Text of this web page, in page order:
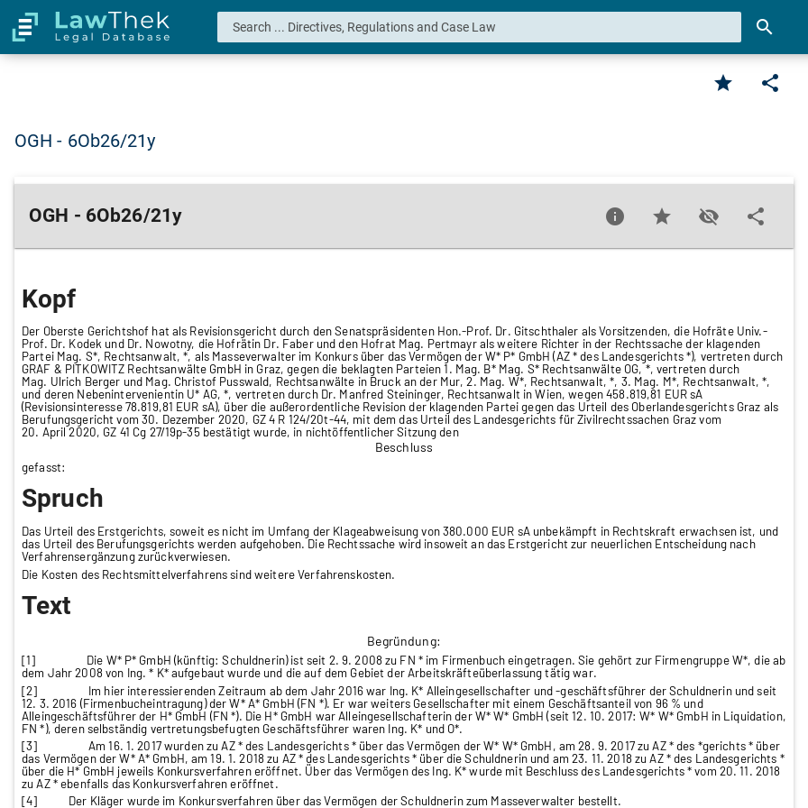
search
star share
OGH - 6Ob26/21y
OGH - 6Ob26/21y info star visibility_off share
Kopf
Der Oberste Gerichtshof hat als Revisionsgericht durch den Senatspräsidenten Hon.-Prof. Dr. Gitschthaler als Vorsitzenden, die Hofräte Univ.-
Prof. Dr. Kodek und Dr. Nowotny, die Hofrätin Dr. Faber und den Hofrat Mag. Pertmayr als weitere Richter in der Rechtssache der klagenden
Partei Mag. S*, Rechtsanwalt, *, als Masseverwalter im Konkurs über das Vermögen der W* P* GmbH (AZ * des Landesgerichts *), vertreten durch
GRAF & PITKOWITZ Rechtsanwälte GmbH in Graz, gegen die beklagten Parteien 1. Mag. B* Mag. S* Rechtsanwälte OG, *, vertreten durch
Mag. Ulrich Berger und Mag. Christof Pusswald, Rechtsanwälte in Bruck an der Mur, 2. Mag. W*, Rechtsanwalt, *, 3. Mag. M*, Rechtsanwalt, *,
und deren Nebenintervenientin U* AG, *, vertreten durch Dr. Manfred Steininger, Rechtsanwalt in Wien, wegen 458.819,81 EUR sA
(Revisionsinteresse 78.819,81 EUR sA), über die außerordentliche Revision der klagenden Partei gegen das Urteil des Oberlandesgerichts Graz als
Berufungsgericht vom 30. Dezember 2020, GZ 4 R 124/20t-44, mit dem das Urteil des Landesgerichts für Zivilrechtssachen Graz vom
20. April 2020, GZ 41 Cg 27/19p-35 bestätigt wurde, in nichtöffentlicher Sitzung den
Beschluss
gefasst:
Spruch
Das Urteil des Erstgerichts, soweit es nicht im Umfang der Klageabweisung von 380.000 EUR sA unbekämpft in Rechtskraft erwachsen ist, und
das Urteil des Berufungsgerichts werden aufgehoben. Die Rechtssache wird insoweit an das Erstgericht zur neuerlichen Entscheidung nach
Verfahrensergänzung zurückverwiesen.
Die Kosten des Rechtsmittelverfahrens sind weitere Verfahrenskosten.
Text
Begründung:
[1]
Die W* P* GmbH (künftig: Schuldnerin) ist seit 2. 9. 2008 zu FN * im Firmenbuch eingetragen. Sie gehört zur Firmengruppe W*, die ab
dem Jahr 2008 von Ing. * K* aufgebaut wurde und die auf dem Gebiet der Arbeitskräfteüberlassung tätig war.
[2]
Im hier interessierenden Zeitraum ab dem Jahr 2016 war Ing. K* Alleingesellschafter und -geschäftsführer der Schuldnerin und seit
12. 3. 2016 (Firmenbucheintragung) der W* A* GmbH (FN *). Er war weiters Gesellschafter mit einem Geschäftsanteil von 96 % und
Alleingeschäftsführer der H* GmbH (FN *). Die H* GmbH war Alleingesellschafterin der W* W* GmbH (seit 12. 10. 2017: W* W* GmbH in Liquidation,
FN *), deren selbständig vertretungsbefugten Geschäftsführer waren Ing. K* und O*.
[3]
Am 16. 1. 2017 wurden zu AZ * des Landesgerichts * über das Vermögen der W* W* GmbH, am 28. 9. 2017 zu AZ * des *gerichts * über
das Vermögen der W* A* GmbH, am 19. 1. 2018 zu AZ * des Landesgerichts * über die Schuldnerin und am 23. 11. 2018 zu AZ * des Landesgerichts *
über die H* GmbH jeweils Konkursverfahren eröffnet. Über das Vermögen des Ing. K* wurde mit Beschluss des Landesgerichts * vom 20. 11. 2018
zu AZ * ebenfalls das Konkursverfahren eröffnet.
[4] Der Kläger wurde im Konkursverfahren über das Vermögen der Schuldnerin zum Masseverwalter bestellt.